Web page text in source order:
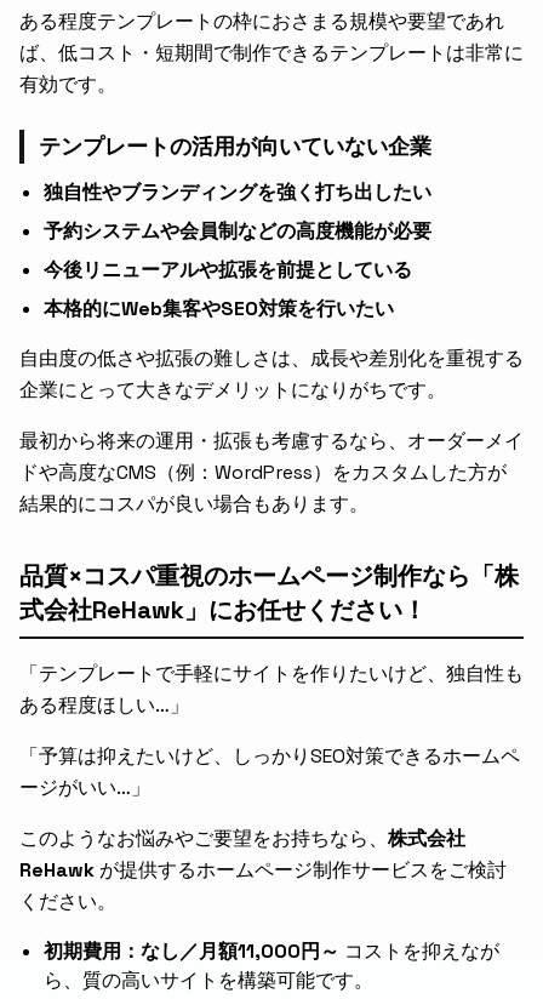
ある程度テンプレートの枠におさまる規模や要望であれ
ば、低コスト・短期間で制作できるテンプレートは非常に
有効です。
テンプレートの活用が向いていない企業
独自性やブランディングを強く打ち出したい
予約システムや会員制などの高度機能が必要
今後リニューアルや拡張を前提としている
本格的にWeb集客やSEO対策を行いたい
自由度の低さや拡張の難しさは、成長や差別化を重視する
企業にとって大きなデメリットになりがちです。
最初から将来の運用・拡張も考慮するなら、オーダーメイ
ドや高度なCMS（例：WordPress）をカスタムした方が
結果的にコスパが良い場合もあります。
品質×コスパ重視のホームページ制作なら「株
式会社ReHawk」にお任せください！
「テンプレートで手軽にサイトを作りたいけど、独自性も
ある程度ほしい…」
「予算は抑えたいけど、しっかりSEO対策できるホームペ
ージがいい…」
このようなお悩みやご要望をお持ちなら、 株式会社
ReHawk が提供するホームページ制作サービスをご検討
ください。
初期費用：なし／月額11,000円～ コストを抑えなが
ら、質の高いサイトを構築可能です。